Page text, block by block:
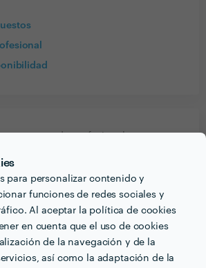
para personalizar contenido y
funciones de redes sociales y
Al aceptar la política de cookies
en cuenta que el uso de cookies
de la navegación y de la
así como la adaptación de la
por